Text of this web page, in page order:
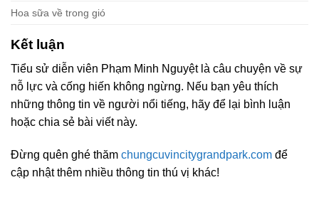
Hoa sữa về trong gió
Kết luận
Tiểu sử diễn viên Phạm Minh Nguyệt là câu chuyện về sự
nỗ lực và cống hiến không ngừng. Nếu bạn yêu thích
những thông tin về người nổi tiếng, hãy để lại bình luận
hoặc chia sẻ bài viết này.
Đừng quên ghé thăm chungcuvincitygrandpark.com để
cập nhật thêm nhiều thông tin thú vị khác!